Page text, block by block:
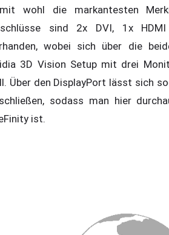
wohl die markantesten
sind 2x DVI, 1x
wobei sich über die
3D Vision Setup mit drei
Über den DisplayPort lässt sich
sodass man hier
ist.